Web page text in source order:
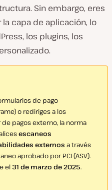
Sin embargo, eres
capa de aplicación, lo
los plugins, los
de pago
o rediriges a los
pagos externo, la norma
escaneos
externos a través
aprobado por PCI (ASV).
el31 de marzo de 2025.